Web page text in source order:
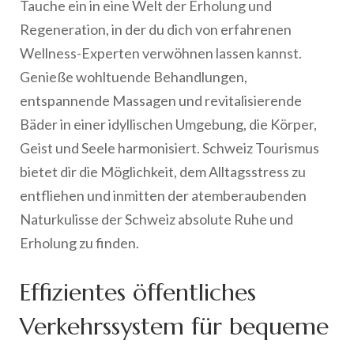
Tauche ein in eine Welt der Erholung und
Regeneration, in der du dich von erfahrenen
Wellness-Experten verwöhnen lassen kannst.
Genieße wohltuende Behandlungen,
entspannende Massagen und revitalisierende
Bäder in einer idyllischen Umgebung, die Körper,
Geist und Seele harmonisiert. Schweiz Tourismus
bietet dir die Möglichkeit, dem Alltagsstress zu
entfliehen und inmitten der atemberaubenden
Naturkulisse der Schweiz absolute Ruhe und
Erholung zu finden.
Effizientes öffentliches
Verkehrssystem für bequeme